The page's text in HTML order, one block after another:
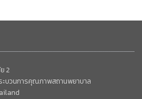
2
บวนการคุณภาพสถานพยาบาล